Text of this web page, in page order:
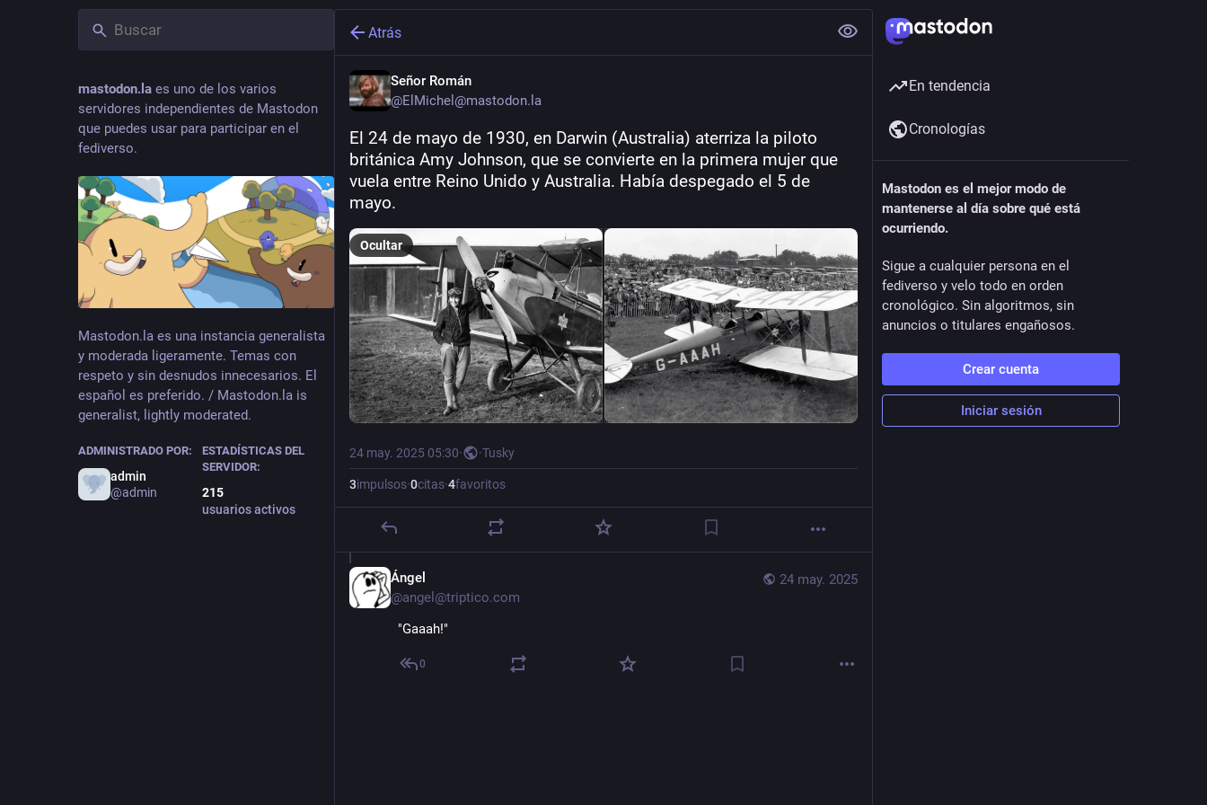
mastodon.la es uno de los varios
servidores independientes de Mastodon
que puedes usar para participar en el
fediverso.
Mastodon.la es una instancia generalista
y moderada ligeramente. Temas con
respeto y sin desnudos innecesarios. El
español es preferido. / Mastodon.la is
generalist, lightly moderated.
ADMINISTRADO POR:
admin
@admin
ESTADÍSTICAS DEL
SERVIDOR:
215
usuarios activos
Atrás
Señor Román
@ElMichel@mastodon.la
El 24 de mayo de 1930, en Darwin (Australia) aterriza la piloto
británica Amy Johnson, que se convierte en la primera mujer que
vuela entre Reino Unido y Australia. Había despegado el 5 de
mayo.
Ocultar
24 may. 2025 05:30· ·Tusky
3impulsos·0citas·4favoritos
24 may. 2025
Ángel
@angel@triptico.com
"Gaaah!"
0
En tendencia
Cronologías
Mastodon es el mejor modo de
mantenerse al día sobre qué está
ocurriendo.
Sigue a cualquier persona en el
fediverso y velo todo en orden
cronológico. Sin algoritmos, sin
anuncios o titulares engañosos.
Crear cuenta
Iniciar sesión